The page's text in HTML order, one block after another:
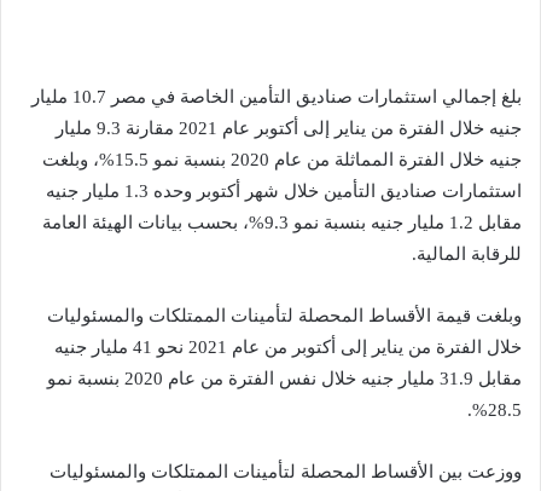
بلغ إجمالي استثمارات صناديق التأمين الخاصة في مصر 10.7 مليار
جنيه خلال الفترة من يناير إلى أكتوبر عام 2021 مقارنة 9.3 مليار
جنيه خلال الفترة المماثلة من عام 2020 بنسبة نمو 15.5%، وبلغت
استثمارات صناديق التأمين خلال شهر أكتوبر وحده 1.3 مليار جنيه
مقابل 1.2 مليار جنيه بنسبة نمو 9.3%، بحسب بيانات الهيئة العامة
للرقابة المالية.
وبلغت قيمة الأقساط المحصلة لتأمينات الممتلكات والمسئوليات
خلال الفترة من يناير إلى أكتوبر من عام 2021 نحو 41 مليار جنيه
مقابل 31.9 مليار جنيه خلال نفس الفترة من عام 2020 بنسبة نمو
28.5%.
ووزعت بين الأقساط المحصلة لتأمينات الممتلكات والمسئوليات